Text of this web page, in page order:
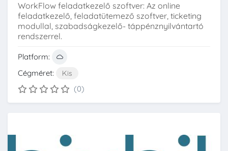
WorkFlow feladatkezelő szoftver: Az online
feladatkezelő, feladatütemező szoftver, ticketing
modullal, szabadságkezelő- táppénznyilvántartó
rendszerrel.
Platform:
Cégméret:
Kis
(0)